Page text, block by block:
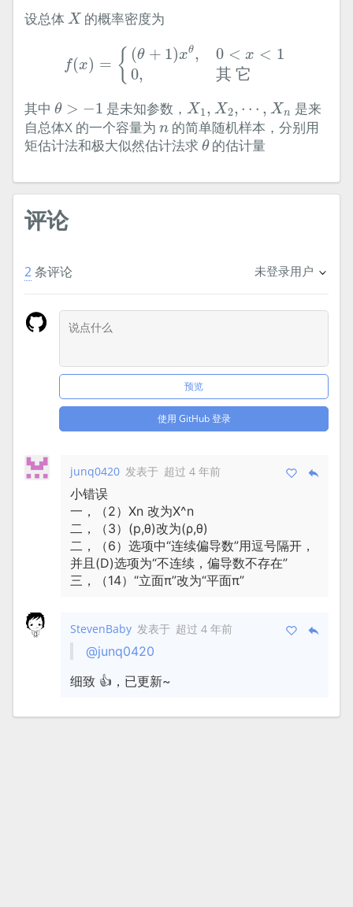
设总体 X
X 的概率密度为
f(x) = { (θ + 1)xθ, 0 < x < 1
0, 其 它
{( θ+ 1) xθ 0< 1 其
其中 θ > −1
θ >− 是未知参数，X1, X2, ⋯ , Xn
X1 X2,⋯ , X
是来
自总体X 的一个容量为 n
n 的简单随机样本，分别用
矩估计法和极大似然估计法求 θ
θ的估计量
评论
2条评论 未登录用户
预览
使用 GitHub 登录
junq0420 发表于 超过 4 年前
小错误
一，（2）Xn 改为X^n
二，（3）(p,θ)改为(ρ,θ)
二，（6）选项中“连续偏导数”用逗号隔开，
并且(D)选项为“不连续，偏导数不存在”
三，（14）“立面π”改为“平面π”
StevenBaby 发表于 超过 4 年前
@junq0420
细致 👍，已更新~